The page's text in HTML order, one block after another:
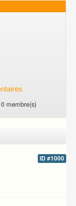
membre(s)
ID #1000